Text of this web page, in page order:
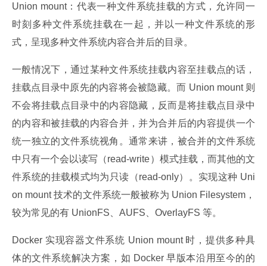
Union mount：代表一种文件系统挂载的方式，允许同一
时刻多种文件系统挂载在一起，并以一种文件系统的形
式，呈现多种文件系统内容合并后的目录。
一般情况下，通过某种文件系统挂载内容至挂载点的话，
挂载点目录中原先的内容将会被隐藏。而 Union mount 则
不会将挂载点目录中的内容隐藏，反而是将挂载点目录中
的内容和被挂载的内容合并，并为合并后的内容提供一个
统一独立的文件系统视角。通常来讲，被合并的文件系统
中只有一个会以读写（read-write）模式挂载，而其他的文
件系统的挂载模式均为只读（read-only）。实现这种 Uni
on mount 技术的文件系统一般被称为 Union Filesystem，
较为常见的有 UnionFS、AUFS、OverlayFS 等。
Docker 实现容器文件系统 Union mount 时，提供多种具
体的文件系统解决方案，如 Docker 早版本沿用至今的的